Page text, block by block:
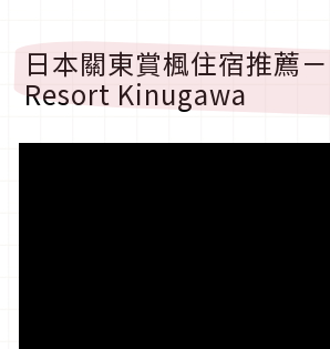
日本關東賞楓住宿推薦
Resort Kinugawa